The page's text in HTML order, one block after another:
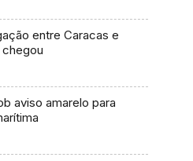
entre Caracas e
chegou
aviso amarelo para